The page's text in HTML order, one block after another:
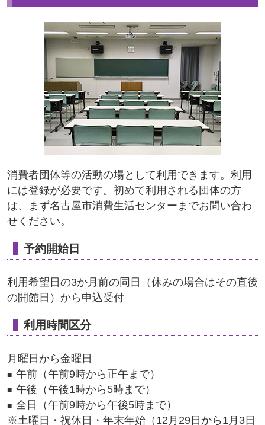
消費者団体等の活動の場として利用できます。利用
には登録が必要です。初めて利用される団体の方
は、まず名古屋市消費生活センターまでお問い合わ
せください。
予約開始日
利用希望日の3か月前の同日（休みの場合はその直後
の開館日）から申込受付
利用時間区分
月曜日から金曜日
午前（午前9時から正午まで）
午後（午後1時から5時まで）
全日（午前9時から午後5時まで）
※土曜日・祝休日・年末年始（12月29日から1月3日